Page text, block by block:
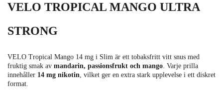
VELO TROPICAL MANGO ULTRA
STRONG
VELO Tropical Mango 14 mg i Slim är ett tobaksfritt vitt snus med
fruktig smak av mandarin, passionsfrukt och mango. Varje prilla
innehåller 14 mg nikotin, vilket ger en extra stark upplevelse i ett diskret
format.